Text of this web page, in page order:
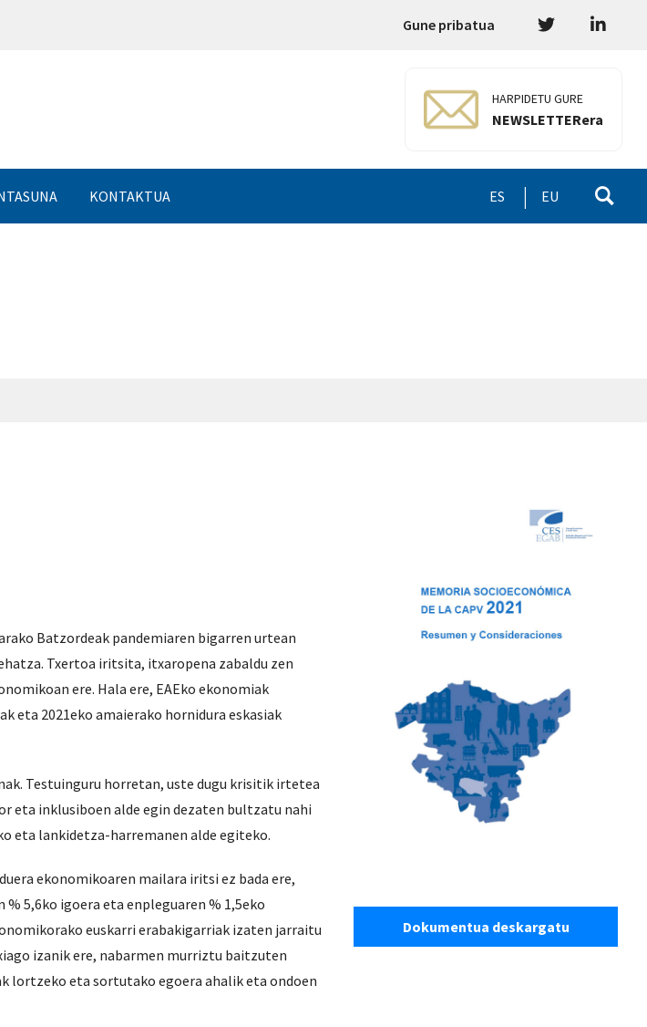
Gune pribatua
HARPIDETU GURE
NEWSLETTERera
KONTAKTUA ES EU
Batzordeak pandemiaren bigarren urtean
Txertoa iritsita, itxaropena zabaldu zen
ere. Hala ere, EAEko ekonomiak
eta 2021eko amaierako hornidura eskasiak
Testuinguru horretan, uste dugu krisitik irtetea
eta inklusiboen alde egin dezaten bultzatu nahi
eta lankidetza-harremanen alde egiteko.
ekonomikoaren mailara iritsi ez bada ere,
5,6ko igoera eta enpleguaren % 1,5eko
euskarri erabakigarriak izaten jarraitu
izanik ere, nabarmen murriztu baitzuten
lortzeko eta sortutako egoera ahalik eta ondoen
Dokumentua deskargatu